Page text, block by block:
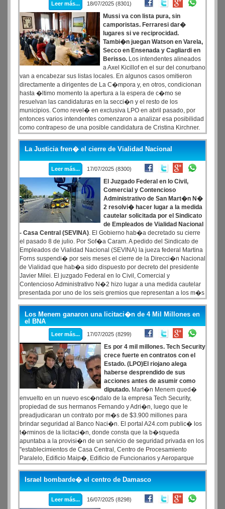
Leer más... 18/07/2025 (8301)
Mussi va con lista pura, sin
camporistas. Ferraresi dar�
lugares si ve reciprocidad.
Tambi�n juegan Watson en Varela,
Secco en Ensenada y Cagliardi en
Berisso. Los intendentes alineados
a Axel Kicillof en el sur del conurbano
van a encabezar sus listas locales. En algunos casos omitieron
directamente a dirigentes de La C�mpora y, en otros, condicionan
hasta �ltimo momento la apertura a la espera de c�mo se
resuelvan las candidaturas en la secci�n y el resto de los
municipios. Como revel� en exclusiva LPO en abril pasado, por
entonces varios intendentes comenzaron a analizar esa posibilidad
como contrapeso de una posible candidatura de Cristina Kirchner.
La Justicia fren� el cierre de Vialidad Nacional
Leer más... 17/07/2025 (8300)
El Juzgado Federal en lo Civil,
Comercial y Contencioso
Administrativo de San Mart�n N�
2 resolvi� hacer lugar a la medida
cautelar solicitada por el Sindicato
de Empleados de Vialidad Nacional
- Casa Central (SEVINA). El Gobierno hab�a decretado su cierre
el pasado 8 de julio. Por Sof�a Caram. A pedido del Sindicato de
Empleados de Vialidad Nacional (SEVINA) la jueza federal Martina
Forns suspendi� por seis meses el cierre de la Direcci�n Nacional
de Vialidad que hab�a sido dispuesto por decreto del presidente
Javier Milei. El juzgado Federal en lo Civil, Comercial y
Contencioso Administrativo N�2 hizo lugar a una medida cautelar
presentada por uno de los seis gremios que representan a los m�s
de cinco mil trabajadores de la DNV.
Los Menem ganaron una licitaci�n de 4 Mil Millones en
el BNA
Leer más... 17/07/2025 (8299)
Es por 4 mil millones. Tech Security
crece fuerte en contratos con el
Estado. (LPO)El riojano alega
haberse desprendido de sus
acciones antes de asumir como
diputado. Mart�n Menem qued�
envuelto en un nuevo esc�ndalo de la empresa Tech Security,
propiedad de sus hermanos Fernando y Adri�n, luego que le
preadjudicaran un contrato por m�s de $3.900 millones para
brindar seguridad al Banco Naci�n. El portal A24.com public� los
t�rminos de la licitaci�n, donde consta que la b�squeda
apuntaba a la provisi�n de un servicio de seguridad privada en los
"establecimientos de Casa Central, Centro de Procesamiento
Paralelo, Edificio Maip�, Edificio de Funcionarios y Aeroparque
Internacional Jorge Newbery", por un per�odo de "24 meses, con
opci�n a dos renovaciones de 12 meses cada una".
Israel bombarde� el centro de Damasco
Leer más... 16/07/2025 (8298)